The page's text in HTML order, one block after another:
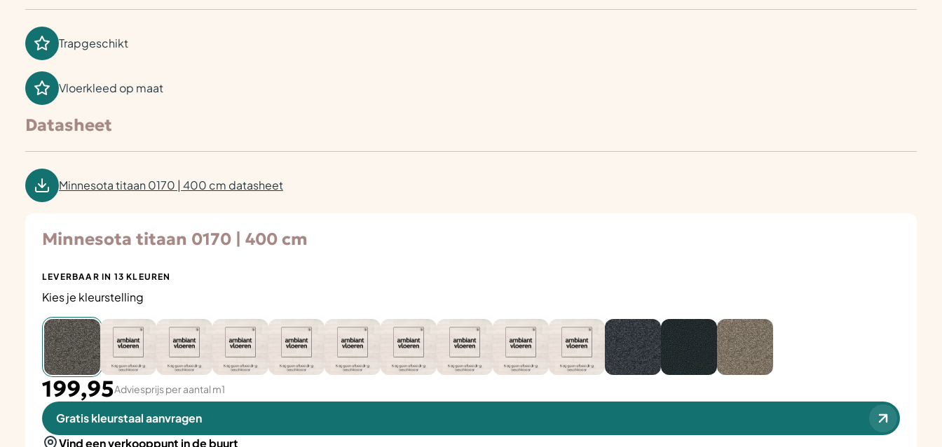
Trapgeschikt
Vloerkleed op maat
Datasheet
Minnesota titaan 0170 | 400 cm datasheet
Minnesota titaan 0170 | 400 cm
LEVERBAAR IN 13 KLEUREN
Kies je kleurstelling
199,95Adviesprijs per aantal m1
Gratis kleurstaal aanvragen
Vind een verkooppunt in de buurt